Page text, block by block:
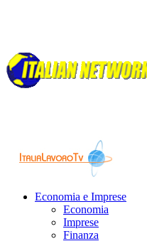
Economia e Imprese
Economia
Imprese
Finanza